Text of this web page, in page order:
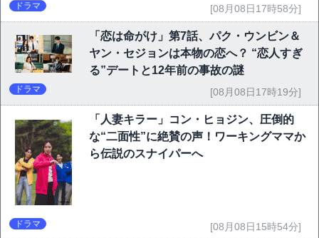
ドラマ [08月08日17時58分]
「恋は命がけ」第7話、パク・ウンビン＆
ヤン・セジョンは本物の恋へ？ “恋人すぎ
る”デートと12年前の事故の謎
ドラマ [08月08日17時19分]
「人妻キラー」コン・ヒョジン、圧倒的
な“二面性”に絶賛の声！ワーキングママか
ら伝説のスナイパーへ
ドラマ [08月08日15時54分]